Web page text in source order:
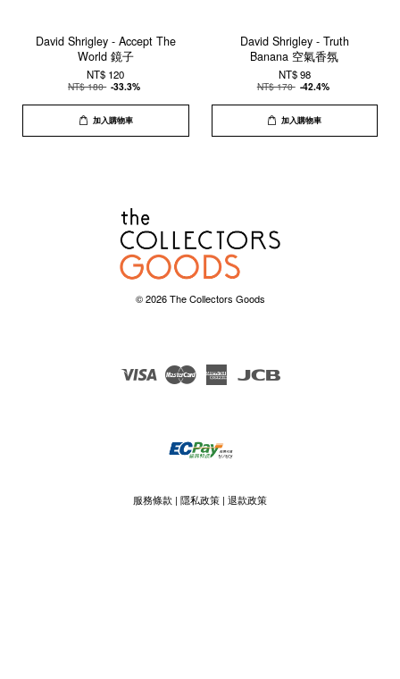
David Shrigley - Accept The
World 鏡子
NT$ 120
NT$ 180 -33.3%
加入購物車
David Shrigley - Truth
Banana 空氣香氛
NT$ 98
NT$ 170 -42.4%
加入購物車
© 2026 The Collectors Goods
Visa Master
American
Express
服務條款 | 隱私政策 | 退款政策